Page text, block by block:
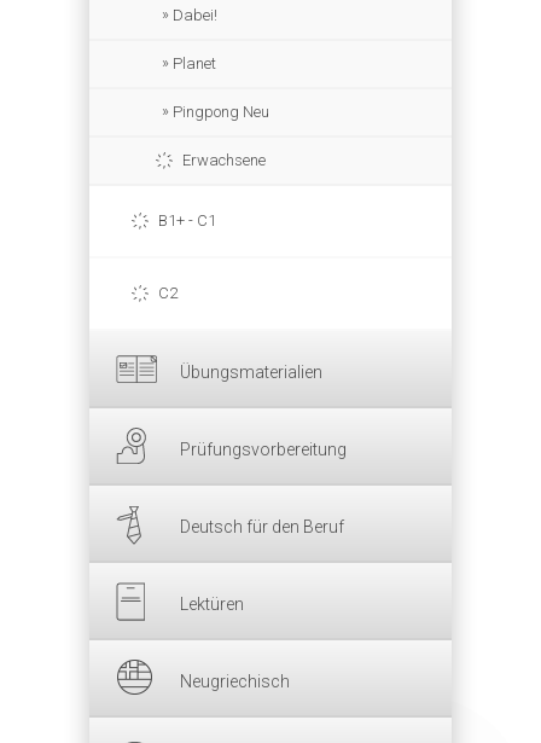
Dabei!
Planet
Pingpong Neu
Erwachsene
B1+ - C1
C2
Übungsmaterialien
Prüfungsvorbereitung
Deutsch für den Beruf
Lektüren
Neugriechisch